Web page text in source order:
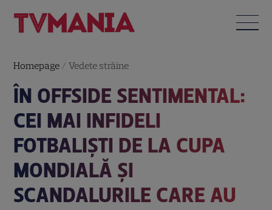
Homepage /Vedete străine
ÎN OFFSIDE SENTIMENTAL:
CEI MAI INFIDELI
FOTBALIȘTI DE LA CUPA
MONDIALĂ ȘI
SCANDALURILE CARE AU